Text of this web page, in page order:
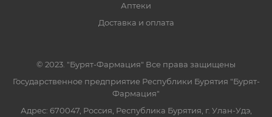
Аптеки
Доставка и оплата
© 2023. "Бурят-Фармация" Все права защищены
Государственное предприятие Республики Бурятия "Бурят-
Фармация"
Адрес: 670047, Россия, Республика Бурятия, г. Улан-Удэ,